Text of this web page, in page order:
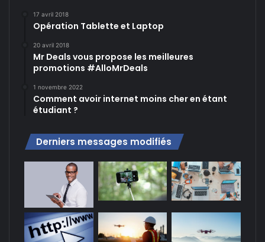
17 avril 2018
Opération Tablette et Laptop
20 avril 2018
Mr Deals vous propose les meilleures
promotions #AlloMrDeals
1 novembre 2022
Comment avoir internet moins cher en étant
étudiant ?
Derniers messages modifiés